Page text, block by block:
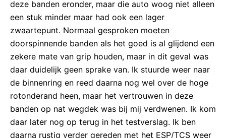
deze banden eronder, maar die auto woog niet alleen
een stuk minder maar had ook een lager
zwaartepunt. Normaal gesproken moeten
doorspinnende banden als het goed is al glijdend een
zekere mate van grip houden, maar in dit geval was
daar duidelijk geen sprake van. Ik stuurde weer naar
de binnenring en reed daarna nog wel over de hoge
rotonderand heen, maar het vertrouwen in deze
banden op nat wegdek was bij mij verdwenen. Ik kom
daar later nog op terug in het testverslag. Ik ben
daarna rustig verder gereden met het ESP/TCS weer